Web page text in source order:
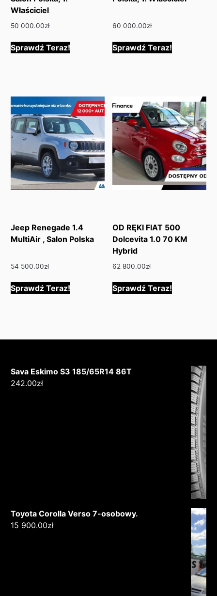
Właściciel
50 000.00zł
Sprawdź Teraz!
60 000.00zł
Sprawdź Teraz!
Jeep Renegade 1.4
MultiAir , Salon Polska
54 500.00zł
Sprawdź Teraz!
OD RĘKI FIAT 500
Dolcevita 1.0 70 KM
Hybrid
62 800.00zł
Sprawdź Teraz!
Sava Eskimo S3 185/65R14 86T
242.00zł
Toyota Corolla Verso 7-osobowy.
15 900.00zł